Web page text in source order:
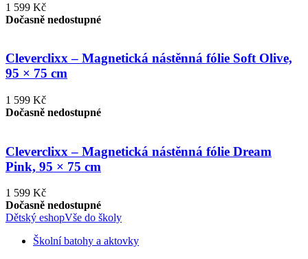
1 599 Kč
Dočasně nedostupné
Cleverclixx – Magnetická nástěnná fólie Soft Olive,
95 × 75 cm
1 599 Kč
Dočasně nedostupné
Cleverclixx – Magnetická nástěnná fólie Dream
Pink, 95 × 75 cm
1 599 Kč
Dočasně nedostupné
Dětský eshopVše do školy
Školní batohy a aktovky